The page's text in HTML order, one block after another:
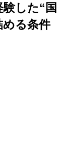
した“国
める条件